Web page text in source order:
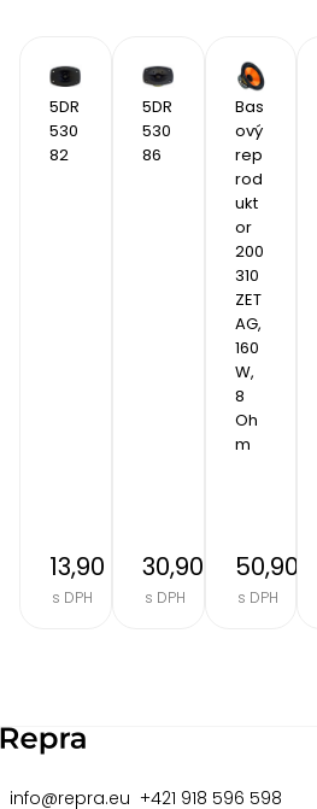
5DR
530
82
13,90 €
s DPH
5DR
530
86
30,90 €
s DPH
Bas
ový
rep
rod
ukt
or
200
310
ZET
AG,
160
W,
8
Oh
m
50,90 €
s DPH
info@repra.eu +421 918 596 598